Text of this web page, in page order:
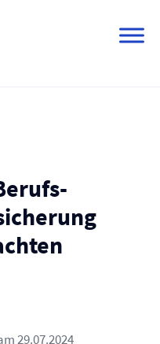
29.07.2024